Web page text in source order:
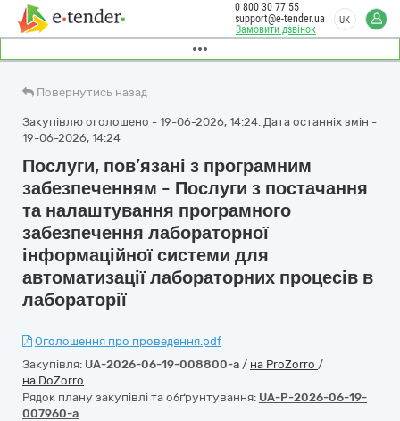
Замовити дзвінок
0 800 30 77 55
support@e-tender.ua
UK
Повернутись назад
Закупівлю оголошено - 19-06-2026, 14:24. Дата останніх змін -
19-06-2026, 14:24
Послуги, пов’язані з програмним
забезпеченням - Послуги з постачання
та налаштування програмного
забезпечення лабораторної
інформаційної системи для
автоматизації лабораторних процесів в
лабораторії
Оголошення про проведення.pdf
Закупівля: UA-2026-06-19-008800-a / на ProZorro /
на DoZorro
Рядок плану закупівлі та обґрунтування: UA-P-2026-06-19-
007960-a